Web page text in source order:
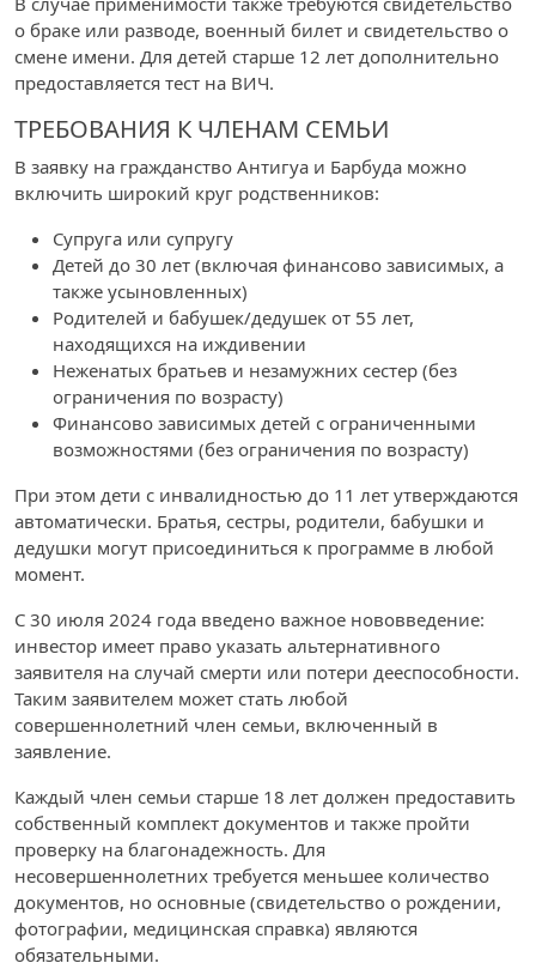
о браке или разводе, военный билет и свидетельство о
смене имени. Для детей старше 12 лет дополнительно
предоставляется тест на ВИЧ.
ТРЕБОВАНИЯ К ЧЛЕНАМ СЕМЬИ
В заявку на гражданство Антигуа и Барбуда можно
включить широкий круг родственников:
Супруга или супругу
Детей до 30 лет (включая финансово зависимых, а
также усыновленных)
Родителей и бабушек/дедушек от 55 лет,
находящихся на иждивении
Неженатых братьев и незамужних сестер (без
ограничения по возрасту)
Финансово зависимых детей с ограниченными
возможностями (без ограничения по возрасту)
При этом дети с инвалидностью до 11 лет утверждаются
автоматически. Братья, сестры, родители, бабушки и
дедушки могут присоединиться к программе в любой
момент.
С 30 июля 2024 года введено важное нововведение:
инвестор имеет право указать альтернативного
заявителя на случай смерти или потери дееспособности.
Таким заявителем может стать любой
совершеннолетний член семьи, включенный в
заявление.
Каждый член семьи старше 18 лет должен предоставить
собственный комплект документов и также пройти
проверку на благонадежность. Для
несовершеннолетних требуется меньшее количество
документов, но основные (свидетельство о рождении,
фотографии, медицинская справка) являются
обязательными.